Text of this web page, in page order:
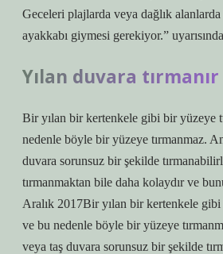
Geceleri plajlarda veya dağlık
ayakkabı giymesi gerekiyor.”
Yılan duvara tırmanır
Bir yılan bir kertenkele gibi bir yüzeye
nedenle böyle bir yüzeye tırmanmaz.
duvara sorunsuz bir şekilde
tırmanmaktan bile daha kolaydır ve
Aralık 2017Bir yılan bir kertenkele
ve bu nedenle böyle bir yüzeye
veya taş duvara sorunsuz bir şekilde